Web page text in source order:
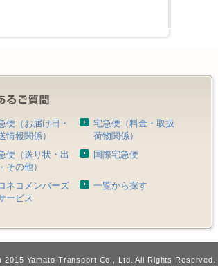
便（お届け日・
情報関係）
宅急便（料金・取扱
荷物関係）
便（送り状・出
その他）
国際宅急便
ネコメンバーズ
ービス
一覧から探す
2015 Yamato Transport Co., Ltd. All Rights Reserved.